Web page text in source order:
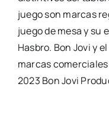
juego son marcas
juego de mesa y su
Hasbro. Bon Jovi y
marcas
2023 Bon Jovi